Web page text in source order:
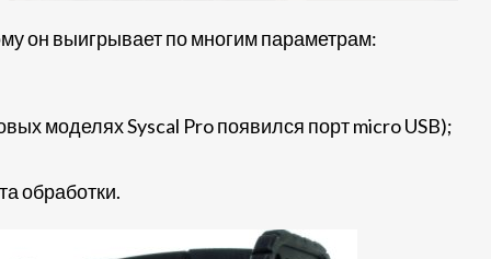
он выигрывает по многим параметрам:
моделях Syscal Pro появился порт micro USB);
обработки.